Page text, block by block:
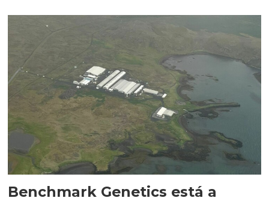
Benchmark Genetics está a